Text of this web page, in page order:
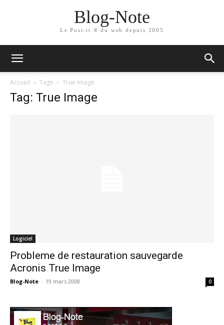
Blog-Note
Le Post-it ® du web depuis 2005
Accueil Tags True Image
Tag: True Image
Logiciel
Probleme de restauration sauvegarde
Acronis True Image
Blog-Note - 19 mars 2008 0